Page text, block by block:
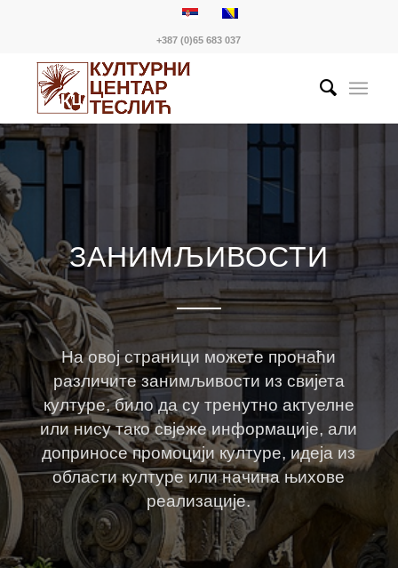
+387 (0)65 683 037
ЗАНИМЉИВОСТИ
На овој страници можете пронаћи
различите занимљивости из свијета
културе, било да су тренутно актуелне
или нису тако свјеже информације, али
доприносе промоцији културе, идеја из
области културе или начина њихове
реализације.